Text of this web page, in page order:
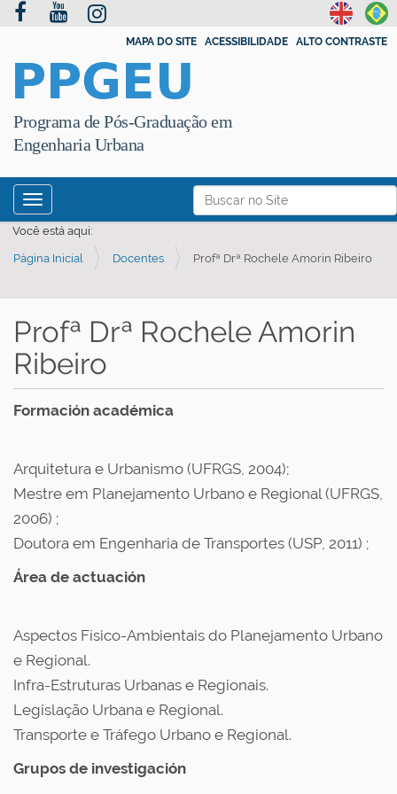
MAPA DO SITE ACESSIBILIDADE ALTO CONTRASTE
PPGEU
Programa de Pós-Graduação em
Engenharia Urbana
Busca
Busca Avançada…
Toggle navigation
Você está aqui:
Página Inicial Docentes Profª Drª Rochele Amorin Ribeiro
Profª Drª Rochele Amorin
Ribeiro
Formación académica
Arquitetura e Urbanismo (UFRGS, 2004);
Mestre em Planejamento Urbano e Regional (UFRGS,
2006) ;
Doutora em Engenharia de Transportes (USP, 2011) ;
Área de actuación
Aspectos Físico-Ambientais do Planejamento Urbano
e Regional.
Infra-Estruturas Urbanas e Regionais.
Legislação Urbana e Regional.
Transporte e Tráfego Urbano e Regional.
Grupos de investigación